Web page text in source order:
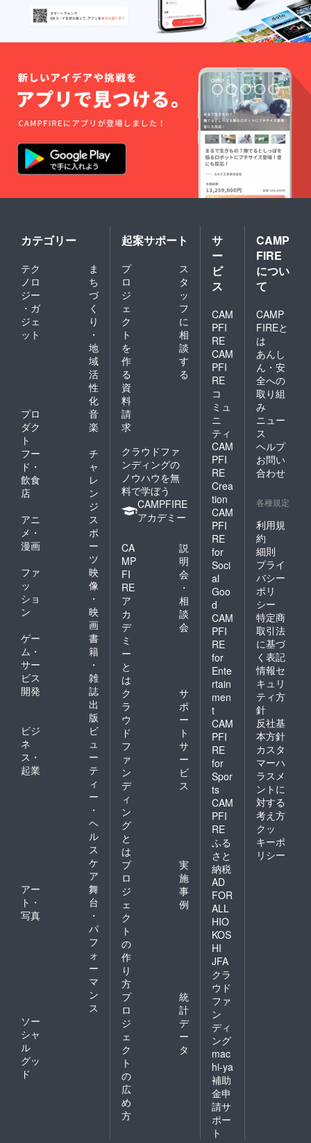
カテゴリー
テク
ノロ
ジー
・ガ
ジェ
ット
ま
ち
づ
く
り
・
地
域
活
性
化
プロ
ダク
ト
音
楽
フー
ド・
飲食
店
チ
ャ
レ
ン
ジ
アニ
メ・
漫画
ス
ポ
ー
ツ
ファ
ッ
ショ
ン
映
像
・
映
画
ゲー
ム・
サー
ビス
開発
書
籍
・
雑
誌
出
版
ビジ
ネ
ス・
起業
ビ
ュ
ー
テ
ィ
ー
・
ヘ
ル
ス
ケ
ア
アー
ト・
写真
舞
台
・
パ
フ
ォ
ー
マ
ン
ス
ソー
シャ
ル
グッ
ド
起案サポート
プ
ロ
ジ
ェ
ク
ト
を
作
る
ス
タ
ッ
フ
に
相
談
す
る
資
料
請
求
クラウドファ
ンディングの
ノウハウを無
料で学ぼう
CAMPFIRE
アカデミー
CA
MP
FI
RE
ア
カ
デ
ミ
ー
と
は
説
明
会
・
相
談
会
ク
ラ
ウ
ド
フ
ァ
ン
デ
ィ
ン
グ
と
は
サ
ポ
ー
ト
サ
ー
ビ
ス
プ
ロ
ジ
ェ
ク
ト
の
作
り
方
実
施
事
例
プ
ロ
ジ
ェ
ク
ト
の
広
め
方
統
計
デ
ー
タ
サ
ー
ビ
ス
CAM
PFI
RE
CAM
PFI
RE
コ
ミュ
ニ
ティ
CAM
PFI
RE
Crea
tion
CAM
PFI
RE
for
Soci
al
Goo
d
CAM
PFI
RE
for
Ente
rtain
men
t
CAM
PFI
RE
for
Spor
ts
CAM
PFI
RE
ふる
さと
納税
AD
FOR
ALL
HIO
KOS
HI
JFA
クラ
ウド
ファ
ン
ディ
ング
mac
hi-ya
補助
金申
請サ
ポー
ト
CAMP
FIRE
につい
て
CAMP
FIREと
は
あんし
ん・安
全への
取り組
み
ニュー
ス
ヘルプ
お問い
合わせ
各種規定
利用規
約
細則
プライ
バシー
ポリ
シー
特定商
取引法
に基づ
く表記
情報セ
キュリ
ティ方
針
反社基
本方針
カスタ
マーハ
ラスメ
ントに
対する
考え方
クッ
キーポ
リシー